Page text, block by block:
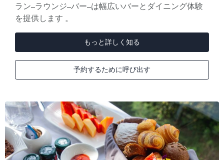
ラン–ラウンジ–バー–は幅広いバーとダイニング体験
を提供します 。
もっと詳しく知る
予約するために呼び出す